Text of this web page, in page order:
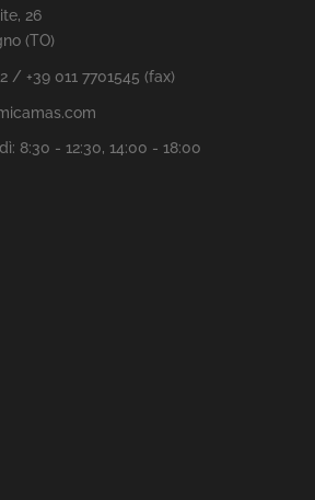
26
(TO)
/ +39 011 7701545 (fax)
8:30 - 12:30, 14:00 - 18:00